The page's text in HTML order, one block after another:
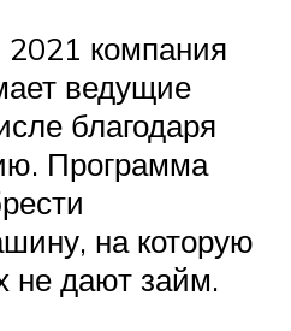
компания
ведущие
благодаря
Программа
на которую
не дают займ.